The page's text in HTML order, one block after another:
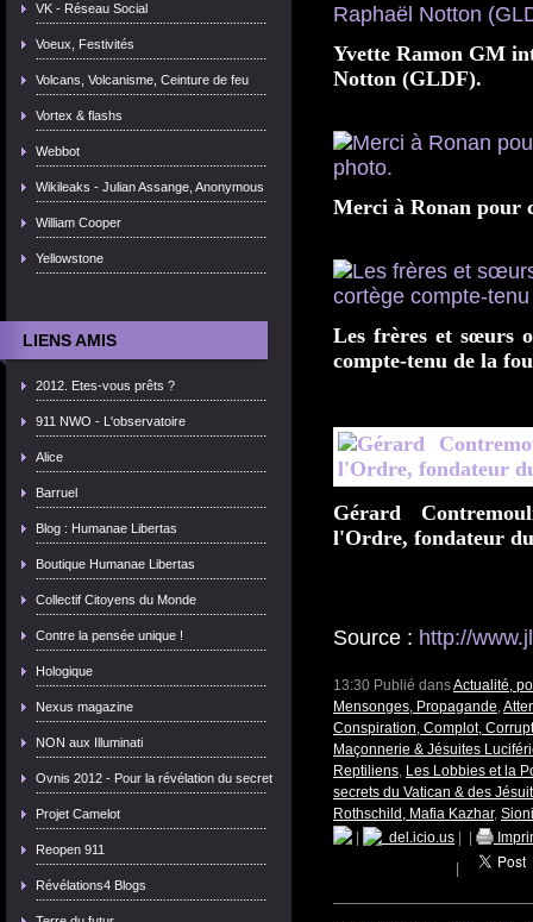
VK - Réseau Social
Voeux, Festivités
Volcans, Volcanisme, Ceinture de feu
Vortex & flashs
Webbot
Wikileaks - Julian Assange, Anonymous
William Cooper
Yellowstone
LIENS AMIS
2012. Etes-vous prêts ?
911 NWO - L'observatoire
Alice
Barruel
Blog : Humanae Libertas
Boutique Humanae Libertas
Collectif Citoyens du Monde
Contre la pensée unique !
Hologique
Nexus magazine
NON aux Illuminati
Ovnis 2012 - Pour la révélation du secret
Projet Camelot
Reopen 911
Révélations4 Blogs
Yvette Ramon GM
Notton (GLDF).
Merci à Ronan pour
Les frères et sœurs
compte-tenu de la
Gérard
l'Ordre, fondateur
Source : http://
13:30 Publié dansActualité,
Mensonges, Propagande,
Conspiration, Complot,
Maçonnerie & Jésuites
Reptiliens, Les Lobbies et la
secrets du Vatican & des
Rothschild, Mafia Kazhar,
del.icio.us